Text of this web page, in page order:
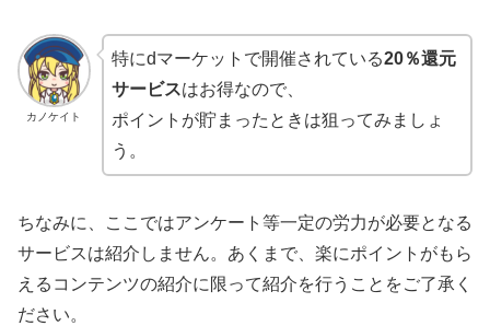
カノケイト
特にdマーケットで開催されている20％還元
サービスはお得なので、
ポイントが貯まったときは狙ってみましょ
う。
ちなみに、ここではアンケート等一定の労力が必要となる
サービスは紹介しません。あくまで、楽にポイントがもら
えるコンテンツの紹介に限って紹介を行うことをご了承く
ださい。